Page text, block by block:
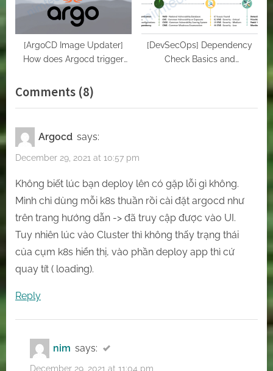
[ArgoCD Image Updater]
How does Argocd trigger
deploy workload on k8s
automatically?
[DevSecOps] Dependency
Check Basics and
Comments (8)
“[ArgoCD]
ArgoCD
deploy
lên
k8s.”
Argocd says:
December 29, 2021 at 10:57 pm
Không biết lúc bạn deploy lên có gặp lỗi gì không.
Mình chỉ dùng mỗi k8s thuần rồi cài đặt argocd như
trên trang hướng dẫn -> đã truy cập được vào UI.
Tuy nhiên lúc vào Cluster thì không thấy trạng thái
của cụm k8s hiển thị, vào phần deploy app thì cứ
quay tít ( loading).
Reply
nim says:
December 29, 2021 at 11:04 pm